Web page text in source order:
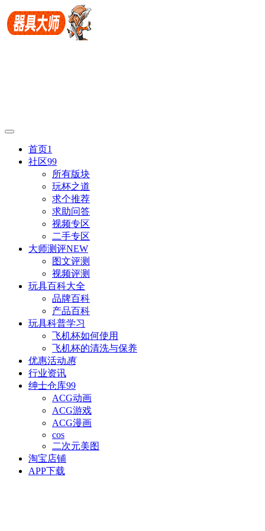
首页1
社区99
所有版块
玩杯之道
求个推荐
求助问答
视频专区
二手专区
大师测评NEW
图文评测
视频评测
玩具百科大全
品牌百科
产品百科
玩具科普学习
飞机杯如何使用
飞机杯的清洗与保养
优惠活动惠
行业资讯
绅士仓库99
ACG动画
ACG游戏
ACG漫画
cos
二次元美图
淘宝店铺
APP下载